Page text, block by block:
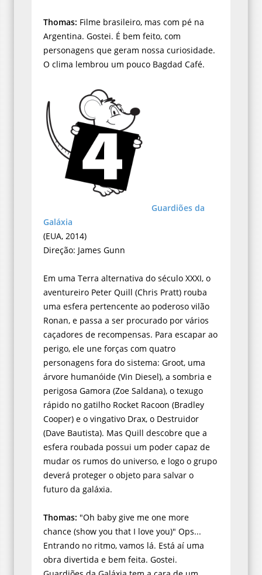
Thomas: Filme brasileiro, mas com pé na
Argentina. Gostei. É bem feito, com
personagens que geram nossa curiosidade.
O clima lembrou um pouco Bagdad Café.
Guardiões da
Galáxia
(EUA, 2014)
Direção: James Gunn
Em uma Terra alternativa do século XXXI, o
aventureiro Peter Quill (Chris Pratt) rouba
uma esfera pertencente ao poderoso vilão
Ronan, e passa a ser procurado por vários
caçadores de recompensas. Para escapar ao
perigo, ele une forças com quatro
personagens fora do sistema: Groot, uma
árvore humanóide (Vin Diesel), a sombria e
perigosa Gamora (Zoe Saldana), o texugo
rápido no gatilho Rocket Racoon (Bradley
Cooper) e o vingativo Drax, o Destruidor
(Dave Bautista). Mas Quill descobre que a
esfera roubada possui um poder capaz de
mudar os rumos do universo, e logo o grupo
deverá proteger o objeto para salvar o
futuro da galáxia.
Thomas: "Oh baby give me one more
chance (show you that I love you)" Ops...
Entrando no ritmo, vamos lá. Está aí uma
obra divertida e bem feita. Gostei.